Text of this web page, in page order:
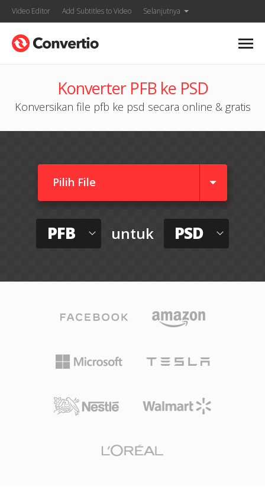
Video Editor Add Subtitles to Video Selanjutnya
Konverter PFB ke PSD
Konversikan file pfb ke psd secara online & gratis
Pilih File
PFB untuk PSD